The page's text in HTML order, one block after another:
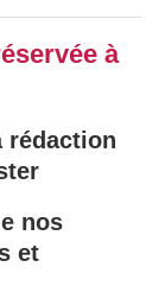
à
rédaction
nos
et